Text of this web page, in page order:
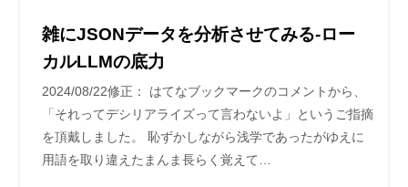
雑にJSONデータを分析させてみる-ロー
カルLLMの底力
2024/08/22修正： はてなブックマークのコメントから、
「それってデシリアライズって言わないよ」というご指摘
を頂戴しました。 恥ずかしながら浅学であったがゆえに
用語を取り違えたまんま長らく覚えて…